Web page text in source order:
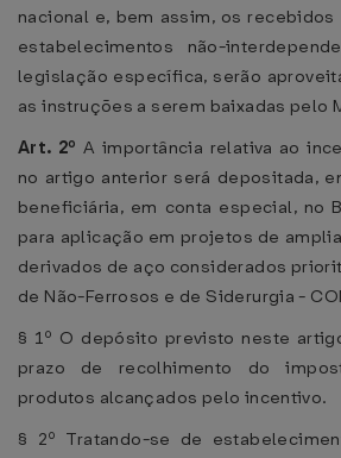
nacional e, bem assim, os
estabelecimentos não-
legislação específica, serão
as instruções a serem baixadas pelo
Art. 2ºA importância relativa ao
no artigo anterior será depositada,
beneficiária, em conta especial, no
para aplicação em projetos de
derivados de aço considerados
de Não-Ferrosos e de Siderurgia -
§ 1º O depósito previsto neste
prazo de recolhimento do
produtos alcançados pelo incentivo.
§ 2º Tratando-se de